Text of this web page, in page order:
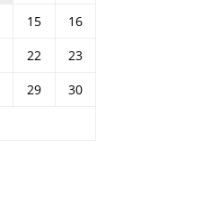
15
16
22
23
29
30